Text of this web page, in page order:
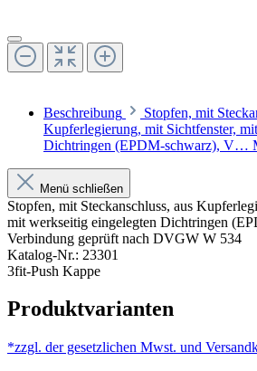
Beschreibung
Stopfen, mit
Kupferlegierung, mit Sichtfenster,
Dichtringen (EPDM-schwarz), V…
Menü schließen
Stopfen, mit Steckanschluss, aus
mit werkseitig eingelegten Dichtringen
Verbindung geprüft nach DVGW W 534
Katalog-Nr.: 23301
3fit-Push Kappe
Produktvarianten
*zzgl. der gesetzlichen Mwst. und